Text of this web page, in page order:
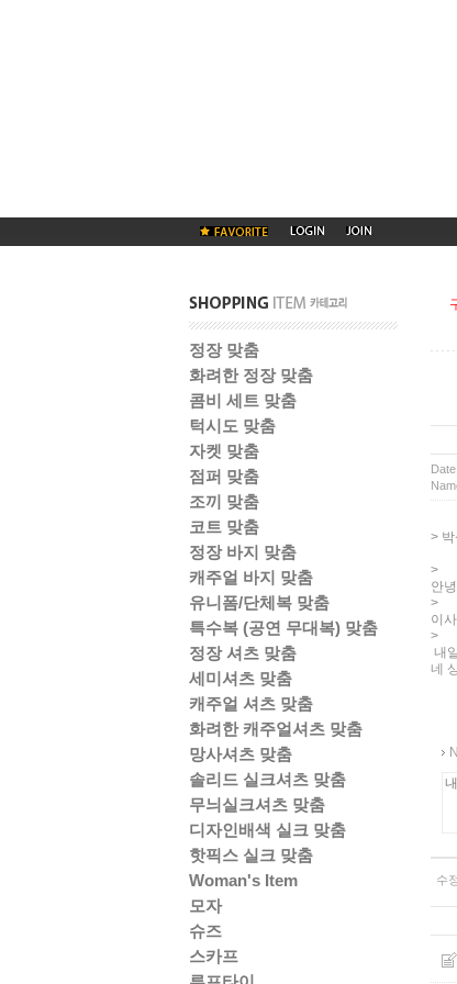
정장 맞춤
화려한 정장 맞춤
콤비 세트 맞춤
턱시도 맞춤
자켓 맞춤
점퍼 맞춤
조끼 맞춤
코트 맞춤
정장 바지 맞춤
캐주얼 바지 맞춤
유니폼/단체복 맞춤
특수복 (공연 무대복) 맞춤
정장 셔츠 맞춤
세미셔츠 맞춤
캐주얼 셔츠 맞춤
화려한 캐주얼셔츠 맞춤
망사셔츠 맞춤
솔리드 실크셔츠 맞춤
무늬실크셔츠 맞춤
디자인배색 실크 맞춤
핫픽스 실크 맞춤
Woman's Item
모자
슈즈
스카프
Date
>
>
안
>
이
>
내
네
수